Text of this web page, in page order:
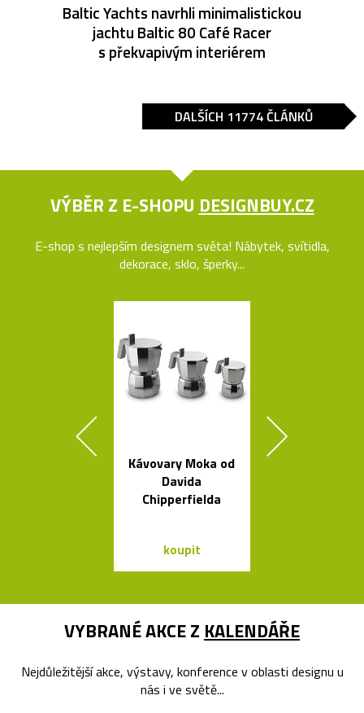
Baltic Yachts navrhli minimalistickou
jachtu Baltic 80 Café Racer
s překvapivým interiérem
DALŠÍCH 11774 ČLÁNKŮ
VÝBĚR Z E-SHOPU DESIGNBUY.CZ
E-shop s nejlepším designem světa! Nábytek, svítidla,
dekorace, sklo, šperky...
Kávovary Moka od
Davida
Chipperfielda
koupit
VYBRANÉ AKCE Z KALENDÁŘE
Nejdůležitější akce, výstavy, konference v oblasti designu u
nás i ve světě...